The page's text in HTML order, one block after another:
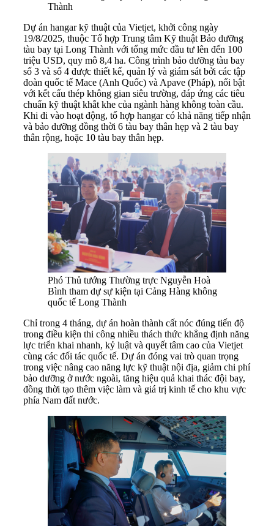
Thành
Dự án hangar kỹ thuật của Vietjet, khởi công ngày
19/8/2025, thuộc Tổ hợp Trung tâm Kỹ thuật Bảo dưỡng
tàu bay tại Long Thành với tổng mức đầu tư lên đến 100
triệu USD, quy mô 8,4 ha. Công trình bảo dưỡng tàu bay
số 3 và số 4 được thiết kế, quản lý và giám sát bởi các tập
đoàn quốc tế Mace (Anh Quốc) và Apave (Pháp), nổi bật
với kết cấu thép không gian siêu trường, đáp ứng các tiêu
chuẩn kỹ thuật khắt khe của ngành hàng không toàn cầu.
Khi đi vào hoạt động, tổ hợp hangar có khả năng tiếp nhận
và bảo dưỡng đồng thời 6 tàu bay thân hẹp và 2 tàu bay
thân rộng, hoặc 10 tàu bay thân hẹp.
Phó Thủ tướng Thường trực Nguyễn Hoà
Bình tham dự sự kiện tại Cảng Hàng không
quốc tế Long Thành
Chỉ trong 4 tháng, dự án hoàn thành cất nóc đúng tiến độ
trong điều kiện thi công nhiều thách thức khẳng định năng
lực triển khai nhanh, kỷ luật và quyết tâm cao của Vietjet
cùng các đối tác quốc tế. Dự án đóng vai trò quan trọng
trong việc nâng cao năng lực kỹ thuật nội địa, giảm chi phí
bảo dưỡng ở nước ngoài, tăng hiệu quả khai thác đội bay,
đồng thời tạo thêm việc làm và giá trị kinh tế cho khu vực
phía Nam đất nước.